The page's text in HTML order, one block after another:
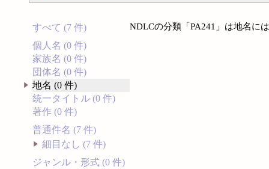
すべて (7 件)
個人名 (0 件)
家族名 (0 件)
団体名 (0 件)
地名 (0 件)
統一タイトル (0 件)
著作 (0 件)
普通件名 (7 件)
細目なし (7 件)
ジャンル・形式 (0 件)
NDLCの分類「PA241」は地名に